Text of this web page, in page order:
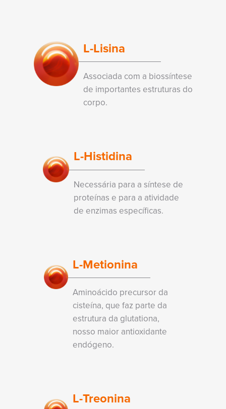
L-Lisina
Associada com a biossíntese
de importantes estruturas do
corpo.
L-Histidina
Necessária para a síntese de
proteínas e para a atividade
de enzimas específicas.
L-Metionina
Aminoácido precursor da
cisteína, que faz parte da
estrutura da glutationa,
nosso maior antioxidante
endógeno.
L-Treonina